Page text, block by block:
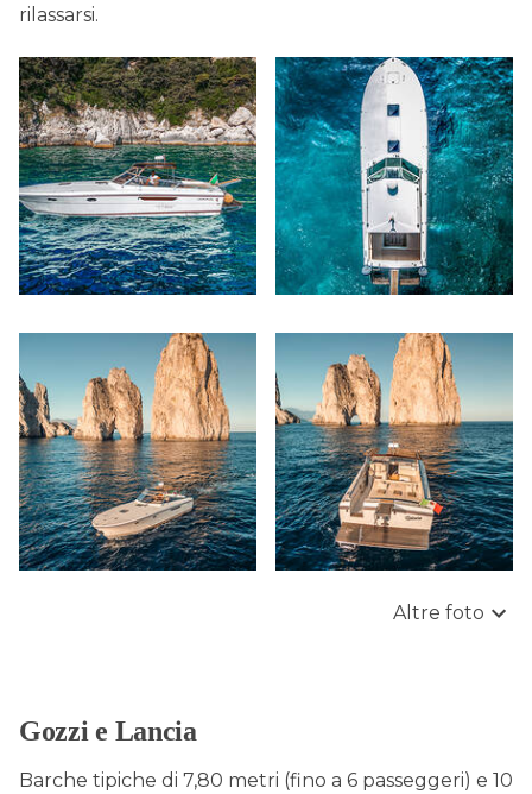
rilassarsi.
Altre foto
Gozzi e Lancia
Barche tipiche di 7,80 metri (fino a 6 passeggeri) e 10